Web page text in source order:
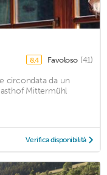
8,4 Favoloso (41)
circondata da un
Mittermühl
Verifica disponibilità